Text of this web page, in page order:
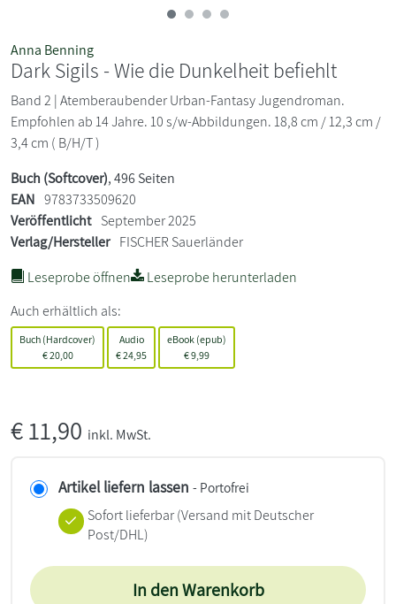
Anna Benning
Dark Sigils - Wie die Dunkelheit befiehlt
Band 2 | Atemberaubender Urban-Fantasy Jugendroman.
Empfohlen ab 14 Jahre. 10 s/w-Abbildungen. 18,8 cm / 12,3 cm /
3,4 cm ( B/H/T )
Buch (Softcover), 496 Seiten
EAN 9783733509620
Veröffentlicht September 2025
Verlag/Hersteller FISCHER Sauerländer
Leseprobe öffnen
Leseprobe herunterladen
Auch erhältlich als:
Buch (Hardcover)
€20,00
Audio
€24,95
eBook (epub)
€9,99
€11,90 inkl. MwSt.
Artikel liefern lassen - Portofrei
Sofort lieferbar(Versand mit Deutscher
Post/DHL)
In den Warenkorb